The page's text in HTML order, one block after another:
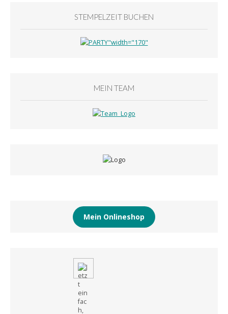
STEMPELZEIT BUCHEN
MEIN TEAM
Mein Onlineshop